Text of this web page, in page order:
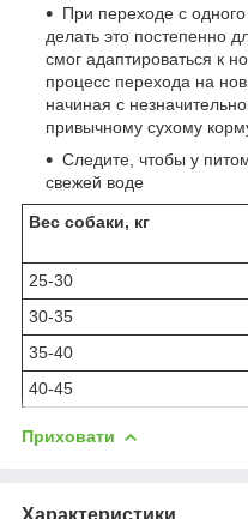
При переходе с
делать это постепенно
смог адаптироваться к
процесс перехода на
начиная с
привычному сухому
Следите, чтобы у
свежей воде
Вес собаки, кг
25-30
30-35
35-40
40-45
Приховати
Характеристики